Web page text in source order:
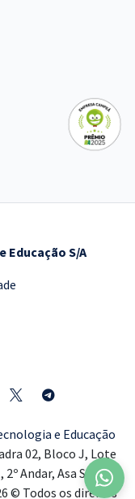
Educação S/A
e Educação
02, Bloco J, Lote
Andar, Asa Sul,
© Todos os direitos